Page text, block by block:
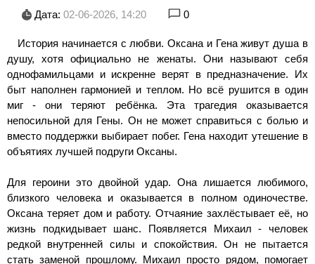
Дата: 02-06-2026, 14:20 0
История начинается с любви. Оксана и Гена живут душа в
душу, хотя официально не женаты. Они называют себя
однофамильцами и искренне верят в предназначение. Их
быт наполнен гармонией и теплом. Но всё рушится в один
миг - они теряют ребёнка. Эта трагедия оказывается
непосильной для Гены. Он не может справиться с болью и
вместо поддержки выбирает побег. Гена находит утешение в
объятиях лучшей подруги Оксаны.
Для героини это двойной удар. Она лишается любимого,
близкого человека и оказывается в полном одиночестве.
Оксана теряет дом и работу. Отчаяние захлёстывает её, но
жизнь подкидывает шанс. Появляется Михаил - человек
редкой внутренней силы и спокойствия. Он не пытается
стать заменой прошлому. Михаил просто рядом, помогает